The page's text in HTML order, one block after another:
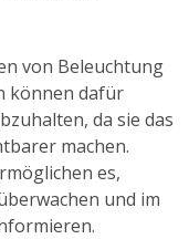
von Beleuchtung
können dafür
da sie das
machen.
es,
und im